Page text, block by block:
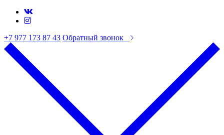
+7 977 173 87 43 Обратный звонок